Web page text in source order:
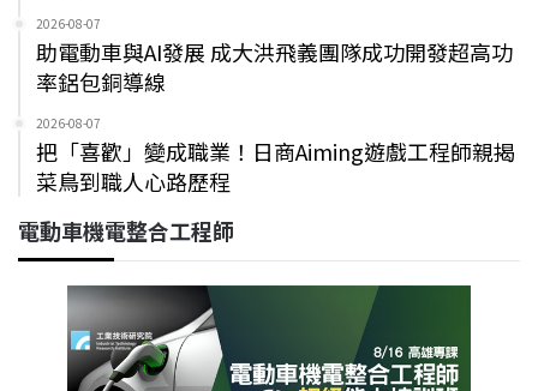
2026-08-07
助電動車與AI發展 成大洪飛義團隊成功開發超高功
率鋁包銅導線
2026-08-07
把「喜歡」變成職業！日商Aiming遊戲工程師親揭
菜鳥到職人心路歷程
電動車機電整合工程師